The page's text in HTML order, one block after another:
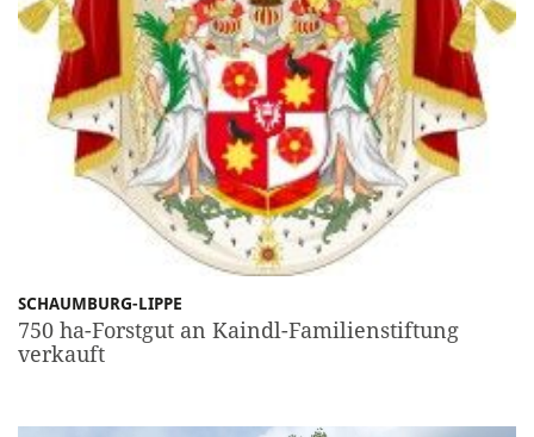
SCHAUMBURG-LIPPE
750 ha-Forstgut an Kaindl-Familienstiftung
verkauft